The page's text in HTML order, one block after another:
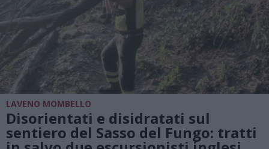
LAVENO MOMBELLO
Disorientati e disidratati sul
sentiero del Sasso del Fungo: tratti